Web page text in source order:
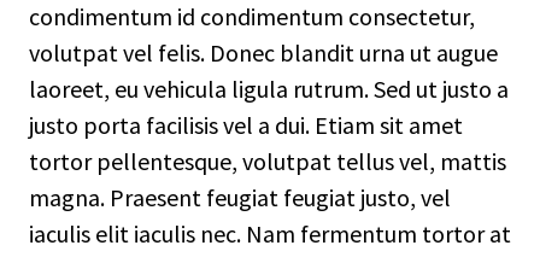
condimentum id condimentum consectetur,
volutpat vel felis. Donec blandit urna ut augue
laoreet, eu vehicula ligula rutrum. Sed ut justo a
justo porta facilisis vel a dui. Etiam sit amet
tortor pellentesque, volutpat tellus vel, mattis
magna. Praesent feugiat feugiat justo, vel
iaculis elit iaculis nec. Nam fermentum tortor at